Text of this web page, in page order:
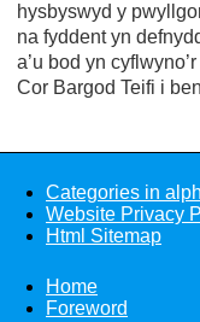
hysbyswyd y
na fyddent yn
a’u bod yn
Cor Bargod Teifi i
Categories in
Website Privacy
Html Sitemap
Home
Foreword